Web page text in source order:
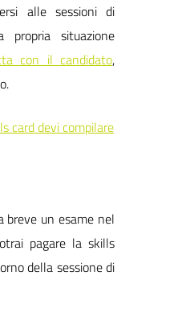
alle sessioni di
propria situazione
con il candidato,
card devi compilare
breve un esame nel
pagare la skills
della sessione di